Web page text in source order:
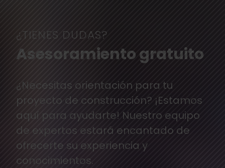
¿TIENES DUDAS?
Asesoramiento gratuito
¿Necesitas orientación para tu
proyecto de construcción? ¡Estamos
aquí para ayudarte! Nuestro equipo
de expertos estará encantado de
ofrecerte su experiencia y
conocimientos.